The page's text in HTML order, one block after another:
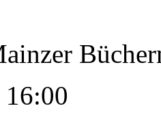
16:00